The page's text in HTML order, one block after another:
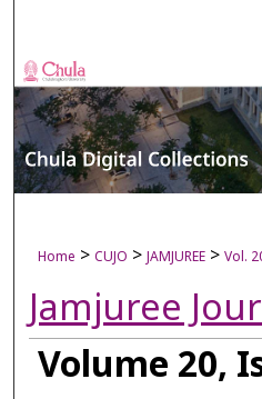
Browse
My
Digital
Home > CUJO > JAMJUREE > Vol.
Jamjuree
Volume 20,